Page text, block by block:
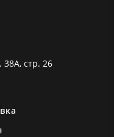
38А, стр. 26